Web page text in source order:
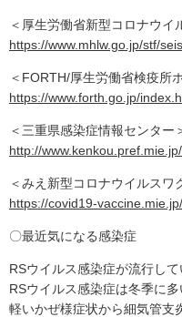
＜厚生労働省新型コロナウイ
https://www.mhlw.go.jp/stf/
＜FORTH/厚生労働省検疫所
https://www.forth.go.jp/
＜三重県感染症情報センター
http://www.kenkou.pref.mie.jp/
＜みえ新型コロナウイルスワ
https://covid19-vaccine.mie.jp/
〇最近気になる感染症
RSウイルス感染症が流行して
RSウイルス感染症は冬季に
軽いかぜ様症状から細気管支